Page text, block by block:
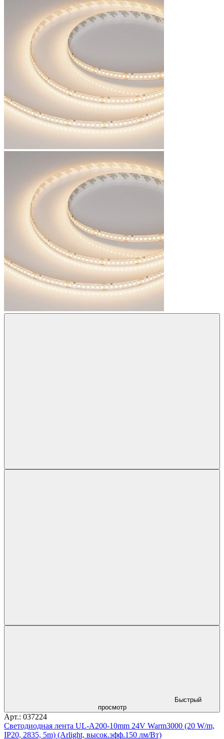
Быстрый
просмотр
Арт.: 037224
Светодиодная лента UL-A200-10mm 24V Warm3000 (20 W/m,
IP20, 2835, 5m) (Arlight, высок.эфф.150 лм/Вт)